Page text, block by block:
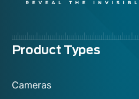
Menu
Product Types
Cameras